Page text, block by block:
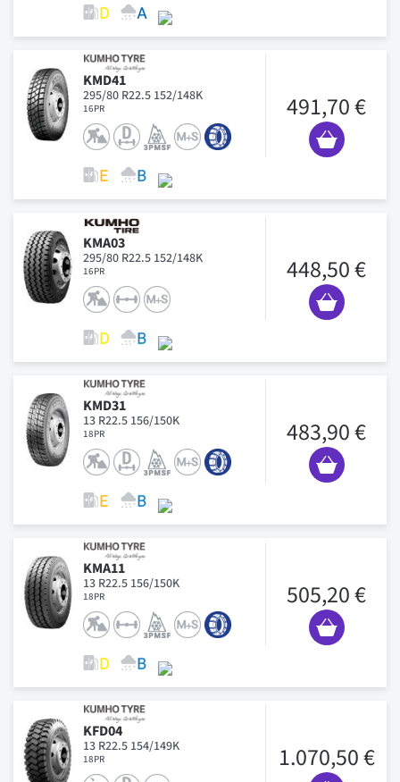
KMD41
295/80 R22.5 152/148K
16PR 491,70 €
KMA03
295/80 R22.5 152/148K
16PR 448,50 €
KMD31
13 R22.5 156/150K
18PR 483,90 €
KMA11
13 R22.5 156/150K
18PR 505,20 €
KFD04
13 R22.5 154/149K
18PR 1.070,50 €